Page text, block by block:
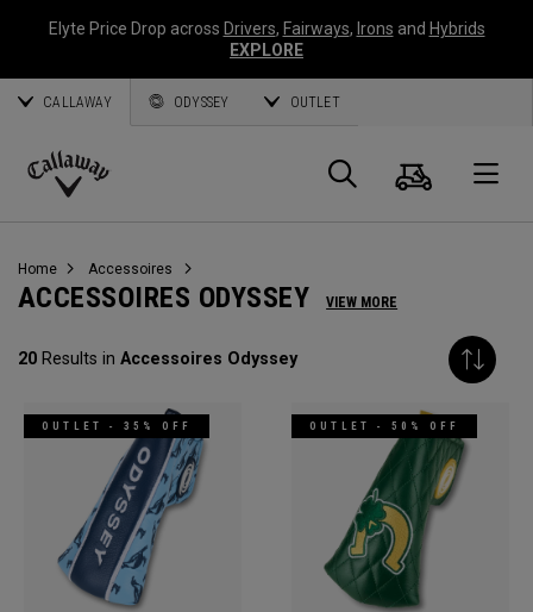
Elyte Price Drop across Drivers, Fairways, Irons and Hybrids
EXPLORE
CALLAWAY ODYSSEY OUTLET
Callaway
Panier
Home Accessoires
ACCESSOIRES ODYSSEY VIEW MORE
20 Results in Accessoires Odyssey
OUTLET - 35% OFF OUTLET - 50% OFF